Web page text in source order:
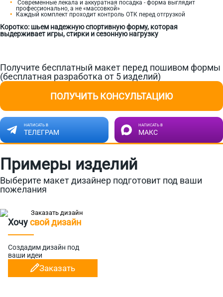
Современные лекала и аккуратная посадка - форма выглядит
профессионально, а не «массовкой»
Каждый комплект проходит контроль ОТК перед отгрузкой
Коротко: шьем надежную спортивную форму, которая
выдерживает игры, стирки и сезонную нагрузку
Получите бесплатный макет перед пошивом формы
(бесплатная разработка от 5 изделий)
ПОЛУЧИТЬ КОНСУЛЬТАЦИЮ
НАПИСАТЬ В
ТЕЛЕГРАМ
НАПИСАТЬ В
МАКС
Примеры изделий
Выберите макет дизайнер подготовит под ваши
пожелания
Хочусвой дизайн
Создадим дизайн под
ваши идеи
Заказать